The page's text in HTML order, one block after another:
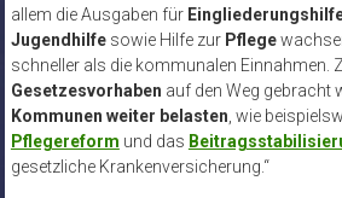
allem die Ausgaben für
Jugendhilfesowie Hilfe zur Pflege
schneller als die kommunalen Einnahmen.
Gesetzesvorhaben auf den Weg gebracht
Kommunen weiter belasten , wie
Pflegereform und das
gesetzliche Krankenversicherung.“